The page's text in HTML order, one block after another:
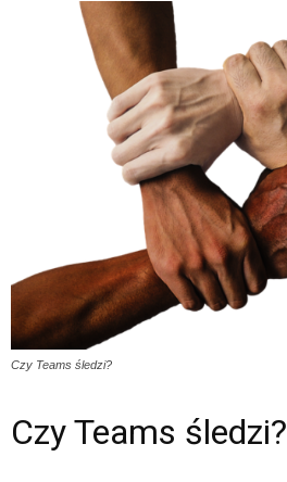
Czy Teams śledzi?
Czy Teams śledzi?